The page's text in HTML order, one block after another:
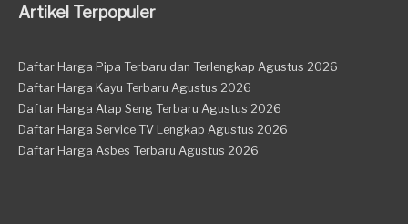
Artikel Terpopuler
Daftar Harga Pipa Terbaru dan Terlengkap Agustus 2026
Daftar Harga Kayu Terbaru Agustus 2026
Daftar Harga Atap Seng Terbaru Agustus 2026
Daftar Harga Service TV Lengkap Agustus 2026
Daftar Harga Asbes Terbaru Agustus 2026